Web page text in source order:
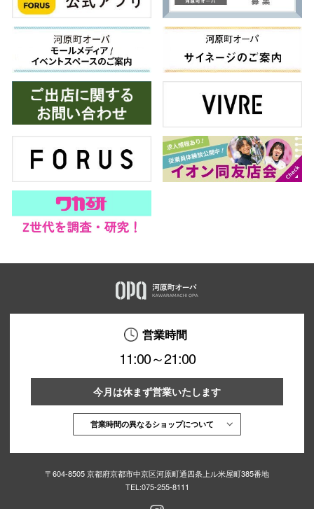
営業時間
11:00～21:00
今月は休まず営業いたします
営業時間の異なるショップについて
〒604-8505 京都府京都市中京区河原町通四条上ル米屋町385番地
TEL:075-255-8111